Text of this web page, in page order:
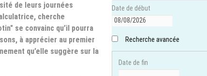
de leurs journées
cherche
se convainc qu’il pourra
à apprécier au premier
qu’elle suggère sur la
Date de début
Recherche avancée
Date de fin